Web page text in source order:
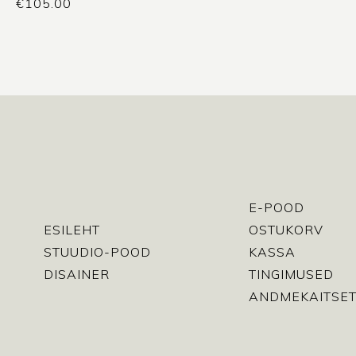
€105.00
ESILEHT
STUUDIO-POOD
DISAINER
E-POOD
OSTUKORV
KASSA
TINGIMUSED